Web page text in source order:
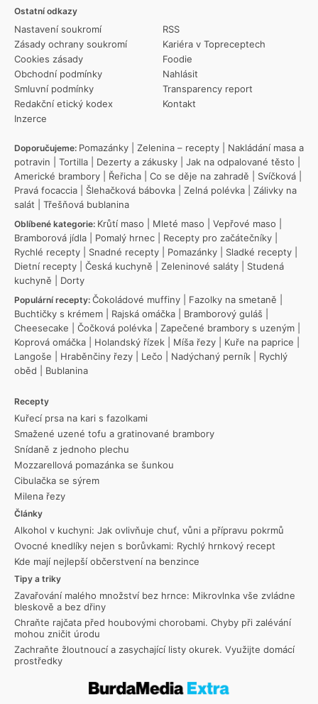
Ostatní odkazy
Nastavení soukromí
Zásady ochrany soukromí
Cookies zásady
Obchodní podmínky
Smluvní podmínky
Redakční etický kodex
Inzerce
RSS
Kariéra v Topreceptech
Foodie
Nahlásit
Transparency report
Kontakt
Doporučujeme: Pomazánky Zelenina – recepty
Nakládání masa a
potravin
Tortilla Dezerty a zákusky Jak na odpalované těsto
Americké brambory
Řeřicha Co se děje na zahradě Svíčková
Pravá focaccia
Šlehačková bábovka Zelná polévka
Zálivky na
salát
Třešňová bublanina
Oblíbené kategorie: Krůtí maso Mleté maso Vepřové maso
Bramborová jídla
Pomalý hrnec Recepty pro začátečníky
Rychlé recepty
Snadné recepty Pomazánky Sladké recepty
Dietní recepty
Česká kuchyně Zeleninové saláty
Studená
kuchyně
Dorty
Populární recepty: Čokoládové muffiny Fazolky na smetaně
Buchtičky s krémem
Rajská omáčka Bramborový guláš
Cheesecake
Čočková polévka Zapečené brambory s uzeným
Koprová omáčka
Holandský řízek Míša řezy Kuře na paprice
Langoše
Hraběnčiny řezy Lečo Nadýchaný perník
Rychlý
oběd
Bublanina
Recepty
Kuřecí prsa na kari s fazolkami
Smažené uzené tofu a gratinované brambory
Snídaně z jednoho plechu
Mozzarellová pomazánka se šunkou
Cibulačka se sýrem
Milena řezy
Články
Alkohol v kuchyni: Jak ovlivňuje chuť, vůni a přípravu pokrmů
Ovocné knedlíky nejen s borůvkami: Rychlý hrnkový recept
Kde mají nejlepší občerstvení na benzince
Tipy a triky
Zavařování malého množství bez hrnce: Mikrovlnka vše zvládne
bleskově a bez dřiny
Chraňte rajčata před houbovými chorobami. Chyby při zalévání
mohou zničit úrodu
Zachraňte žloutnoucí a zasychající listy okurek. Využijte domácí
prostředky